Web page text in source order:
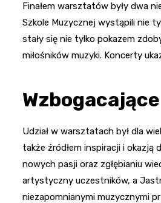
Finałem warsztatów były dwa
Szkole Muzycznej wystąpili nie
stały się nie tylko pokazem
miłośników muzyki. Koncerty
Udział w warsztatach był dla
także źródłem inspiracji i
nowych pasji oraz zgłębianiu
artystyczny uczestników, a
niezapomnianymi muzycznymi